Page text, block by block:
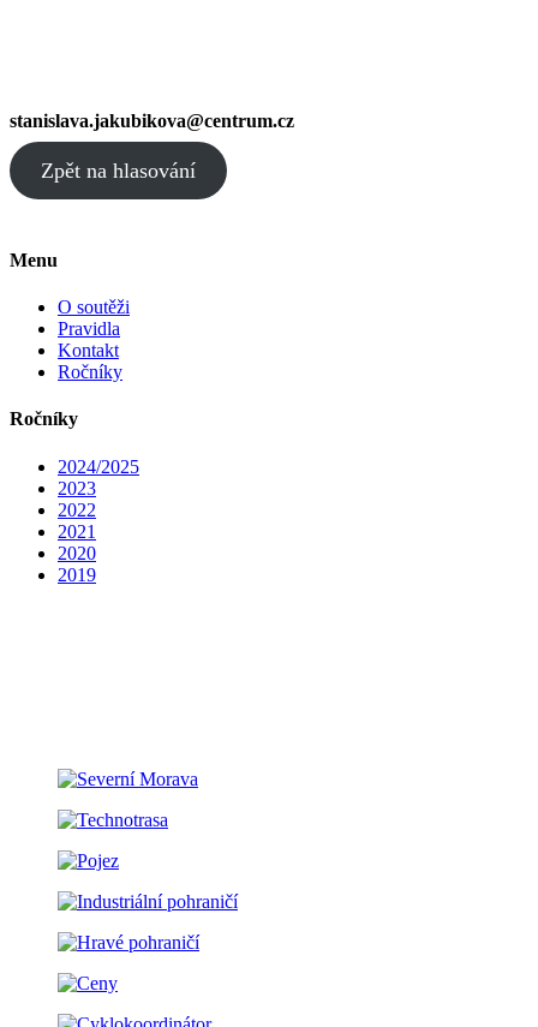
stanislava.jakubikova@centrum.cz
Zpět na hlasování
Menu
O soutěži
Pravidla
Kontakt
Ročníky
Ročníky
2024/2025
2023
2022
2021
2020
2019